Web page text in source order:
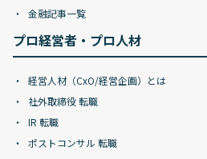
金融記事一覧
プロ経営者・プロ人材
経営人材（CxO/経営企画）とは
社外取締役 転職
IR 転職
ポストコンサル 転職